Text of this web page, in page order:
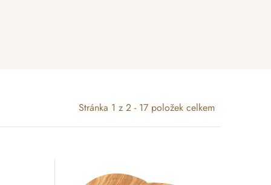
Stránka 1 z 2 - 17 položek celkem